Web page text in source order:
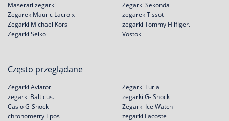
Maserati zegarki
Zegarek Mauric Lacroix
Zegarki Michael Kors
Zegarki Seiko
Zegarki Sekonda
zegarek Tissot
zegarki Tommy Hilfiger.
Vostok
Często przeglądane
Zegarki Aviator
zegarki Balticus.
Casio G-Shock
chronometry Epos
Zegarki Furla
zegarki G- Shock
Zegarki Ice Watch
zegarki Lacoste